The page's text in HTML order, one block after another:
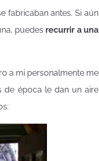
fabricaban antes. Si aún
puedes recurrir a una
a mi personalmente me
de época le dan un aire